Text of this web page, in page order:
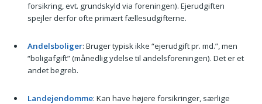
forsikring, evt. grundskyld via foreningen). Ejerudgiften
spejler derfor ofte primært fællesudgifterne.
Andelsboliger: Bruger typisk ikke “ejerudgift pr. md.”, men
“boligafgift” (månedlig ydelse til andelsforeningen). Det er et
andet begreb.
Landejendomme: Kan have højere forsikringer, særlige